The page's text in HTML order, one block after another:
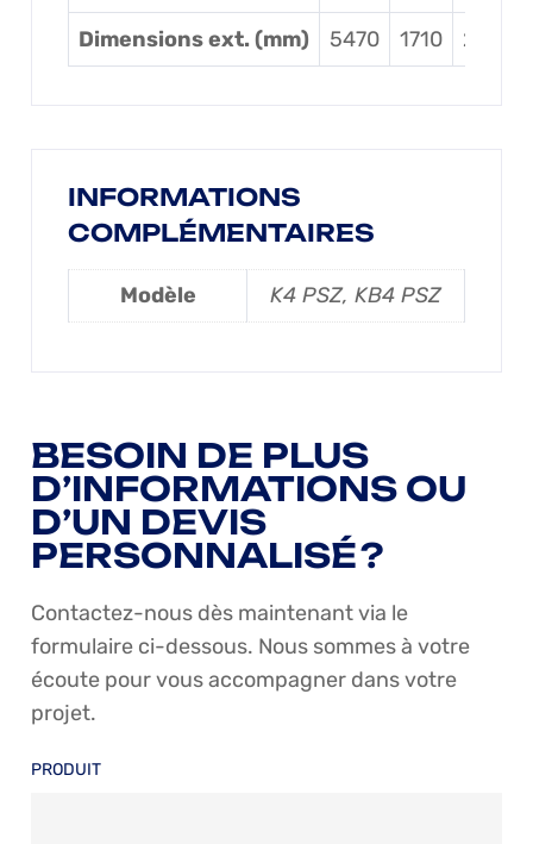
Dimensions ext. (mm) 5470 1710 2600
INFORMATIONS
COMPLÉMENTAIRES
Modèle K4 PSZ, KB4 PSZ
BESOIN DE PLUS
D’INFORMATIONS OU
D’UN DEVIS
PERSONNALISÉ ?
Contactez-nous dès maintenant via le
formulaire ci-dessous. Nous sommes à votre
écoute pour vous accompagner dans votre
projet.
PRODUIT